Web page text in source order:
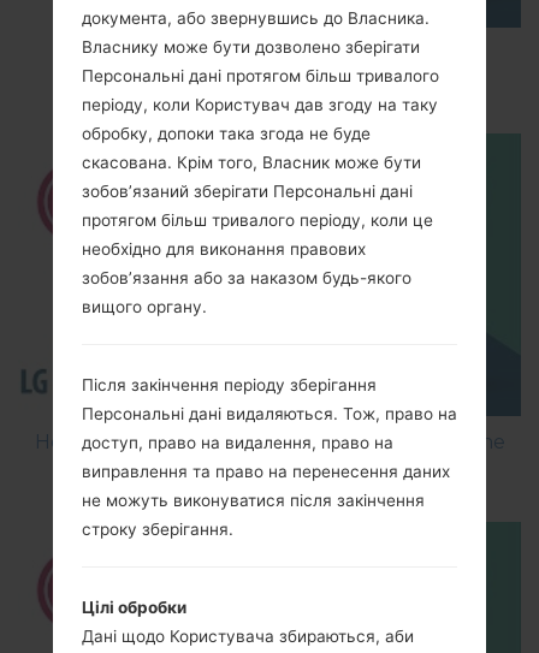
How to Enable Developer Options & USB
Debugging on LG ?
How to Flash Stock Firmware on LG Smartphone
using LG Flash Tool 2014?
документа, або звернувшись до Власника.
Власнику може бути дозволено зберігати
Персональні дані протягом більш тривалого
періоду, коли Користувач дав згоду на таку
обробку, допоки така згода не буде
скасована. Крім того, Власник може бути
зобов’язаний зберігати Персональні дані
протягом більш тривалого періоду, коли це
необхідно для виконання правових
зобов’язання або за наказом будь-якого
вищого органу.
Після закінчення періоду зберігання
Персональні дані видаляються. Тож, право на
доступ, право на видалення, право на
виправлення та право на перенесення даних
не можуть виконуватися після закінчення
строку зберігання.
Цілі обробки
Дані щодо Користувача збираються, аби